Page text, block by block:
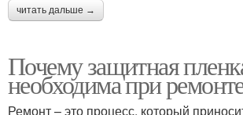
читать дальше →
Почему защитная
необходима при
Ремонт – это процесс, который